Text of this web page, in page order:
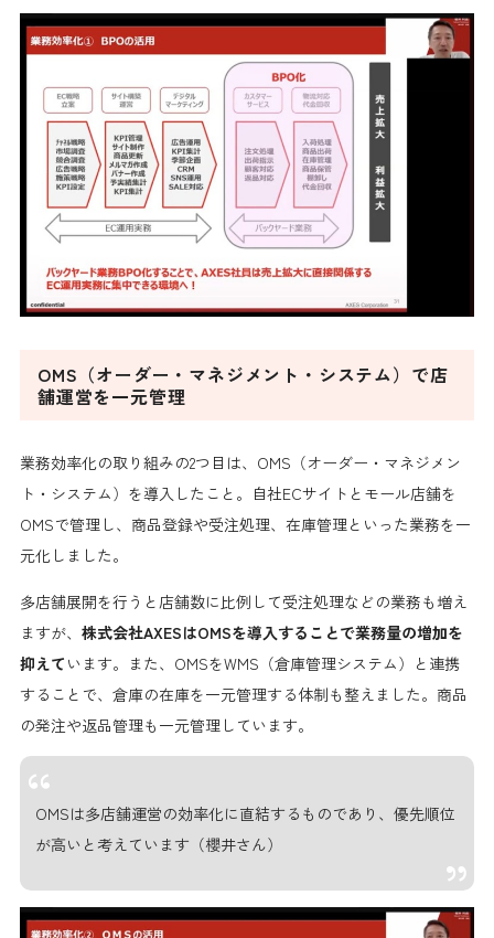
OMS（オーダー・マネジメント・システム）で店
舗運営を一元管理
業務効率化の取り組みの2つ目は、OMS（オーダー・マネジメン
ト・システム）を導入したこと。自社ECサイトとモール店舗を
OMSで管理し、商品登録や受注処理、在庫管理といった業務を一
元化しました。
多店舗展開を行うと店舗数に比例して受注処理などの業務も増え
ますが、 株式会社AXESはOMSを導入することで業務量の増加を
抑えて います。また、OMSをWMS（倉庫管理システム）と連携
することで、倉庫の在庫を一元管理する体制も整えました。商品
の発注や返品管理も一元管理しています。
OMSは多店舗運営の効率化に直結するものであり、優先順位
が高いと考えています（櫻井さん）